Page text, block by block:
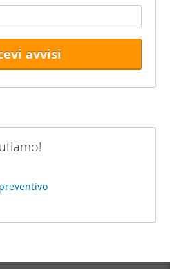
avvisi